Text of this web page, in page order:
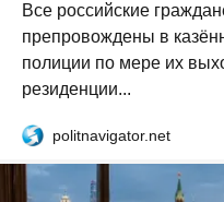
Все российские
препровождены в
полиции по мере их
резиденции...
politnavigator.net